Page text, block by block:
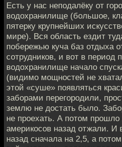
Есть у нас неподалёку от
водохранилище (большое,
пятерку крупнейших
мире). Вся область ездит
побережью куча баз отдыха
сотрудников, и вот в период
водохранилище начало
(видимо мощностей не
этой «суше» появляться
заборами перегородили,
землю не достать было.
не проехать. А потом
америкосов назад отжали. И
назад сначала на 2,5, а